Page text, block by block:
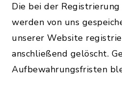
Die bei der
werden von uns
unserer Website
anschließend gelöscht.
Aufbewahrungsfristen